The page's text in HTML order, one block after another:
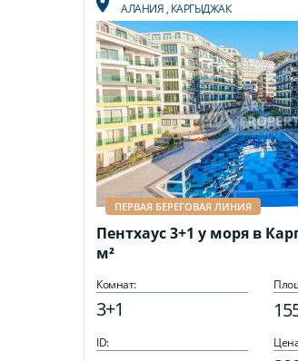
АЛАНИЯ, КАРГЫДЖАК
ПЕРВАЯ БЕРЕГОВАЯ ЛИНИЯ
Пентхаус 3+1 у моря в
м²
Комнат:
3+1
ID: